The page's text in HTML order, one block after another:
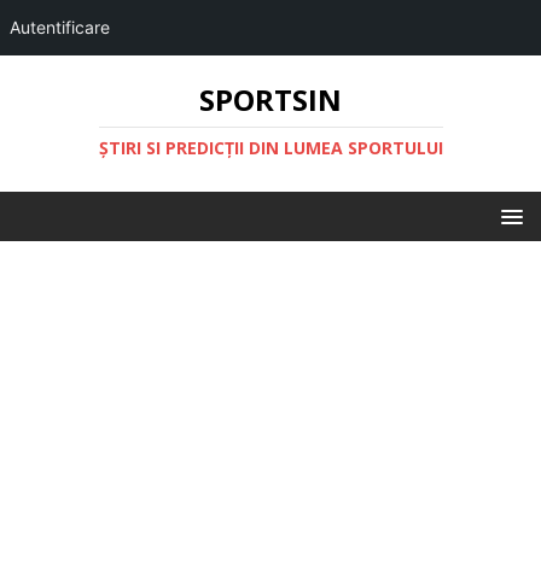
Autentificare
SPORTSIN
ŞTIRI SI PREDICŢII DIN LUMEA SPORTULUI